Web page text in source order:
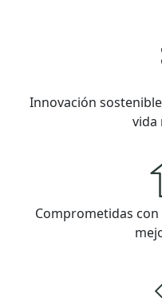
Innovación
vida
Comprometidas